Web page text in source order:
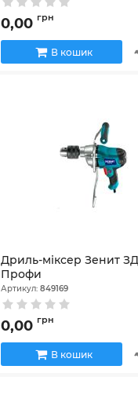
0,00 грн
В кошик
Дриль-міксер Зенит
Профи
Артикул:849169
0,00 грн
В кошик